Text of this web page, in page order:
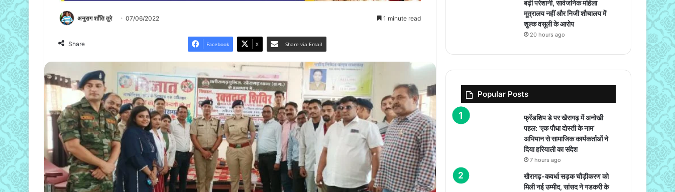
अनुराग शाँति तुरे 07/06/2022 1 minute read
Share Facebook X Share via Email
बढ़ी परेशानी, सार्वजनिक महिला
मूत्रालय नहीं और निजी शौचालय में
शुल्क वसूली के आरोप
20 hours ago
Popular Posts
फ्रेंडशिप डे पर खैरागढ़ में अनोखी
पहल: ‘एक पौधा दोस्ती के नाम’
अभियान से सामाजिक कार्यकर्ताओं ने
दिया हरियाली का संदेश
7 hours ago
खैरागढ़-कवर्धा सड़क चौड़ीकरण को
मिली नई उम्मीद, सांसद ने गडकरी के